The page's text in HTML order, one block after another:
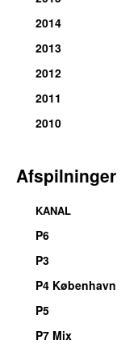
2014
2013
2012
2011
2010
KANAL
P6
P3
P4 København
P5
P7 Mix